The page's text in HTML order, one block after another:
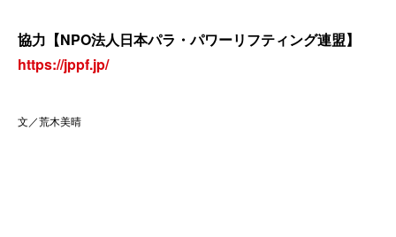
協力【NPO法人日本パラ・パワーリフティング連盟】
https://jppf.jp/
文／荒木美晴